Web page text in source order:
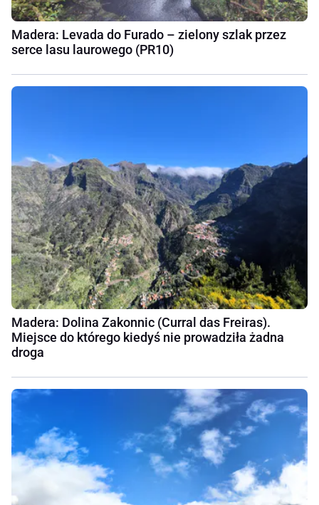
Madera: Levada do Furado – zielony szlak przez
serce lasu laurowego (PR10)
Madera: Dolina Zakonnic (Curral das Freiras).
Miejsce do którego kiedyś nie prowadziła żadna
droga